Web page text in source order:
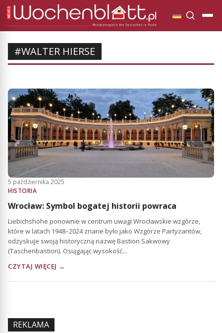
#WALTER HIERSE
5 października 2025
HISTORIA
Wrocław: Symbol bogatej historii powraca
Liebichshöhe ponownie w centrum uwagi Wrocławskie wzgórze,
które w latach 1948–2024 znane było jako Wzgórze Partyzantów,
odzyskuje swoją historyczną nazwę Bastion Sakwowy
(Taschenbastion). Osiągając wysokość...
CZYTAJ WIĘCEJ →
REKLAMA